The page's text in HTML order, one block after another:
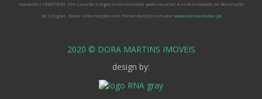
contacto 218807030. Em caso de Litígio o consumidor pode recorrer a esta entidade de Resolução
de Litígios. Mais informações em Portal do Consumidorwww.consumidor.pt
2020 © DORA MARTINS IMOVEIS
design by: